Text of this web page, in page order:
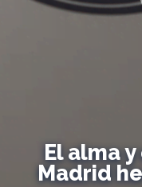
El alma
Madrid